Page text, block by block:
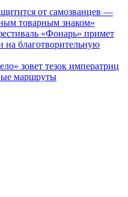
от самозванцев —
товарным знаком»
«Фонарь» примет
на благотворительную
зовет тезок императриц
маршруты